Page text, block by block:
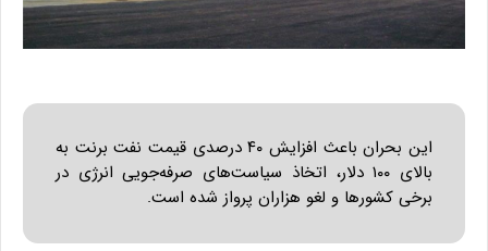
این بحران باعث افزایش ۴۰ درصدی قیمت نفت برنت به
بالای ۱۰۰ دلار، اتخاذ سیاست‌های صرفه‌جویی انرژی در
برخی کشور‌ها و لغو هزاران پرواز شده است.